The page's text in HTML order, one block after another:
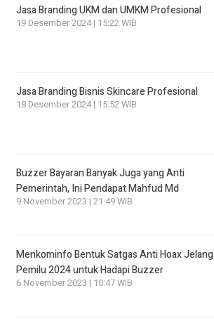
Jasa Branding UKM dan UMKM Profesional
19 Desember 2024 | 15:22 WIB
Jasa Branding Bisnis Skincare Profesional
18 Desember 2024 | 15:52 WIB
Buzzer Bayaran Banyak Juga yang Anti
Pemerintah, Ini Pendapat Mahfud Md
9 November 2023 | 21:49 WIB
Menkominfo Bentuk Satgas Anti Hoax Jelang
Pemilu 2024 untuk Hadapi Buzzer
6 November 2023 | 10:47 WIB